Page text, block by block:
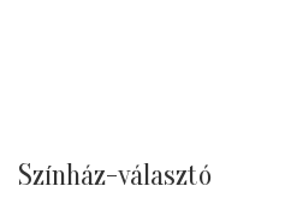
Színház-választó